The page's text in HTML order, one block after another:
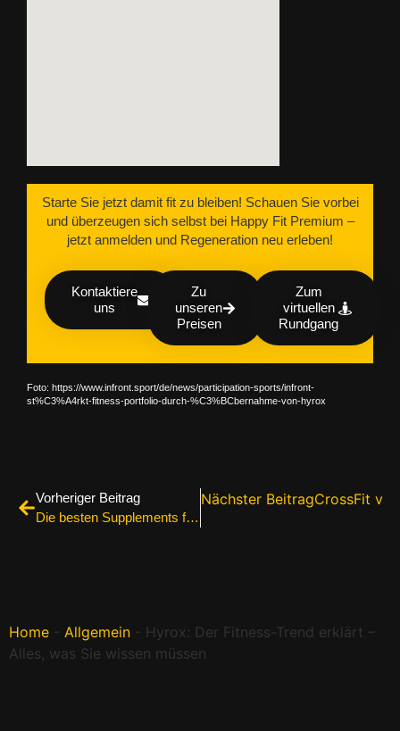
Starte Sie jetzt damit fit zu bleiben! Schauen Sie vorbei
und überzeugen sich selbst bei Happy Fit Premium –
jetzt anmelden und Regeneration neu erleben!
Kontaktiere
uns
Zu
unseren
Preisen
Zum
virtuellen
Rundgang
Foto: https://www.infront.sport/de/news/participation-sports/infront-
st%C3%A4rkt-fitness-portfolio-durch-%C3%BCbernahme-von-hyrox
Vorheriger Beitrag
Die besten Supplements für Muskelaufbau: Klarheit statt Hype
Nächster BeitragCrossFit vs.
Home - Allgemein - Hyrox: Der Fitness-Trend erklärt –
Alles, was Sie wissen müssen